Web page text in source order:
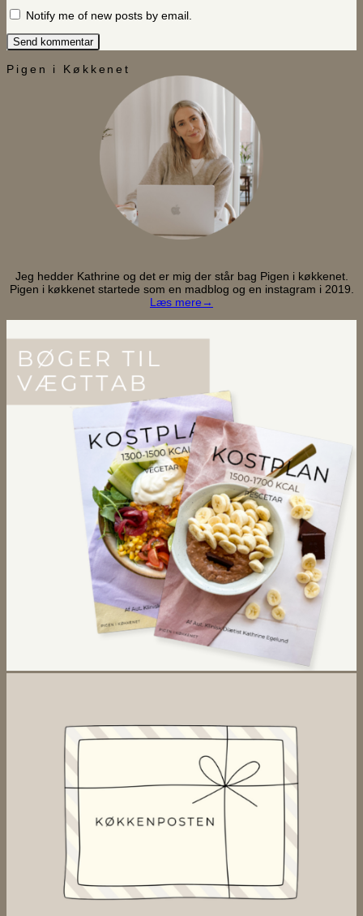
Notify me of new posts by email.
Pigen i Køkkenet
Jeg hedder Kathrine og det er mig der står bag Pigen i køkkenet.
Pigen i køkkenet startede som en madblog og en instagram i 2019.
Læs mere→